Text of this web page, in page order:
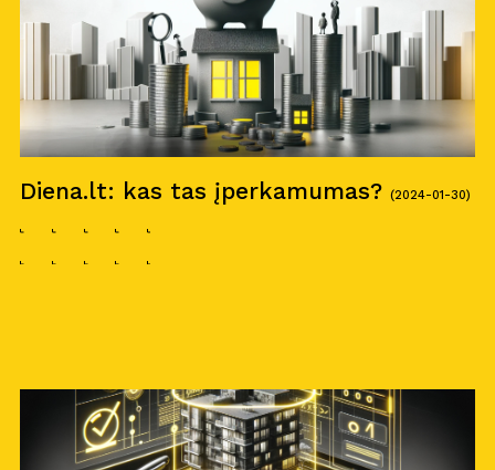
Diena.lt: kas tas įperkamumas? (2024-01-30)